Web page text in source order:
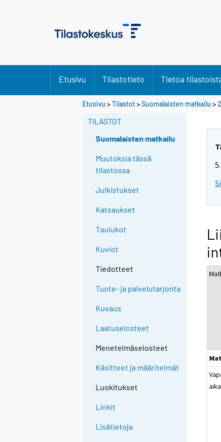
Etusivu Tilastotieto Tietoa
Etusivu >Tilastot>Suomalaisten matkailu >
TILASTOT
Suomalaisten matkailu
Muutoksia tässä
tilastossa
Julkistukset
Katsaukset
Taulukot
Kuviot
Tiedotteet
Tuote- ja palvelutarjonta
Kuvaus
Laatuselosteet
Menetelmäselosteet
Käsitteet ja määritelmät
Luokitukset
Linkit
Lisätietoja
aika